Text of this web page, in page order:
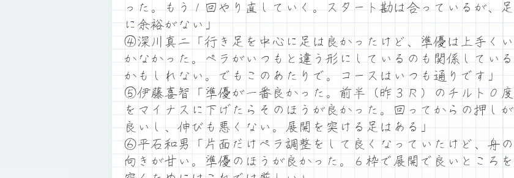
った。もう１回やり直していく。スタート勘は合っているが、足
に余裕がない」
④深川真二「行き足を中心に足は良かったけど、準優は上手くい
かなかった。ペラがいつもと違う形にしているのも関係している
かもしれない。でもこのあたりで。コースはいつも通りです」
⑤伊藤喜智「準優が一番良かった。前半（昨３Ｒ）のチルト０度
をマイナスに下げたらそのほうが良かった。回ってからの押しが
良いし、伸びも悪くない。展開を突ける足はある」
⑥平石和男「片面だけペラ調整をして良くなっていたけど、舟の
向きが甘い。準優のほうが良かった。６枠で展開で良いところを